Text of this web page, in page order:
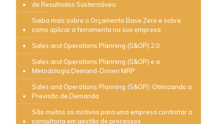
de Resultados Sustentáveis
Saiba mais sobre o Orçamento Base Zero e sobre
como aplicar a ferramenta na sua empresa
Sales and Operations Planning (S&OP) 2.0
Sales and Operations Planning (S&OP) e a
Metodologia Demand-Driven MRP
Sales and Operations Planning (S&OP): Otimizando a
Previsão de Demanda
São muitos os motivos para uma empresa contratar a
consultoria em gestão de processos